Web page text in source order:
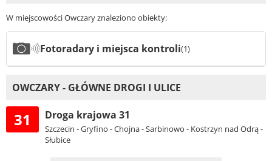
W miejscowości Owczary znaleziono obiekty:
Fotoradary i miejsca kontroli(1)
OWCZARY - GŁÓWNE DROGI I ULICE
31 Droga krajowa 31
Szczecin - Gryfino - Chojna - Sarbinowo - Kostrzyn nad Odrą -
Słubice